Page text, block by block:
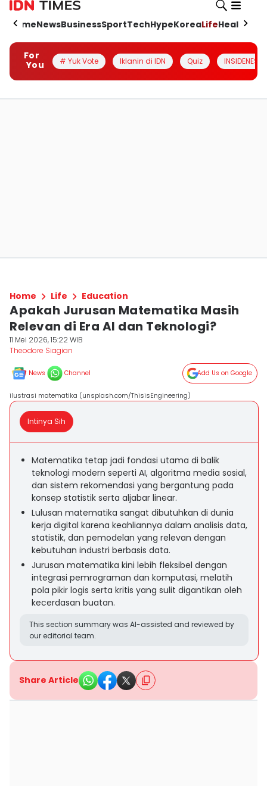
HomeNewsBusinessSportTechHypeKoreaLifeHealth
For
You
# Yuk Vote Iklanin di IDN Quiz INSIDENESIA
Home Life Education
Apakah Jurusan Matematika Masih
Relevan di Era AI dan Teknologi?
11 Mei 2026, 15:22 WIB
Theodore Siagian
News Channel Add Us on Google
ilustrasi matematika (unsplash.com/ThisisEngineering)
Intinya Sih
Matematika tetap jadi fondasi utama di balik
teknologi modern seperti AI, algoritma media sosial,
dan sistem rekomendasi yang bergantung pada
konsep statistik serta aljabar linear.
Lulusan matematika sangat dibutuhkan di dunia
kerja digital karena keahliannya dalam analisis data,
statistik, dan pemodelan yang relevan dengan
kebutuhan industri berbasis data.
Jurusan matematika kini lebih fleksibel dengan
integrasi pemrograman dan komputasi, melatih
pola pikir logis serta kritis yang sulit digantikan oleh
kecerdasan buatan.
This section summary was AI-assisted and reviewed by
our editorial team.
Share Article